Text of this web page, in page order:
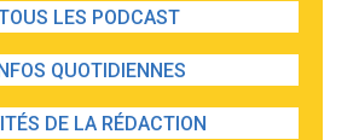
LES PODCAST
INFOS QUOTIDIENNES
DE LA RÉDACTION